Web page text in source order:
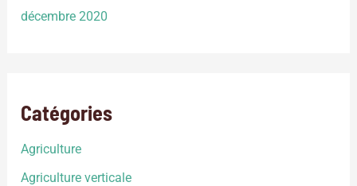
décembre 2020
Catégories
Agriculture
Agriculture verticale